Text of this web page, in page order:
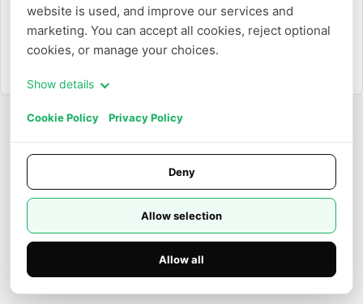
website is used, and improve our services and
marketing. You can accept all cookies, reject optional
cookies, or manage your choices.
Show details
Cookie Policy Privacy Policy
Deny
Allow selection
Allow all
Mit E-Mail anmelden